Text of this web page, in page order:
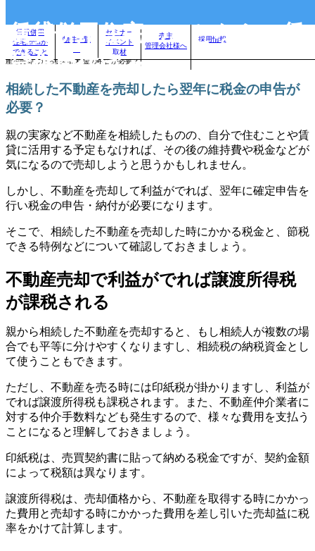
賃貸併用住宅のことなら、賃
貸併用住宅.com
自分に合った賃貸併用住宅を見つけよう！｜>賃貸併用住宅のお役立ちコラム
産を売却したら翌年に税金の申告が必要？
相続した不動産を売却したら翌年に税金の申告が
必要？
親の実家など不動産を相続したものの、自分で住むことや賃
貸に活用する予定もなければ、その後の維持費や税金などが
気になるので売却しようと思うかもしれません。
しかし、不動産を売却して利益がでれば、翌年に確定申告を
行い税金の申告・納付が必要になります。
そこで、相続した不動産を売却した時にかかる税金と、節税
できる特例などについて確認しておきましょう。
不動産売却で利益がでれば譲渡所得税
が課税される
親から相続した不動産を売却すると、もし相続人が複数の場
合でも平等に分けやすくなりますし、相続税の納税資金とし
て使うこともできます。
ただし、不動産を売る時には印紙税が掛かりますし、利益が
でれば譲渡所得税も課税されます。また、不動産仲介業者に
対する仲介手数料なども発生するので、様々な費用を支払う
ことになると理解しておきましょう。
印紙税は、売買契約書に貼って納める税金ですが、契約金額
によって税額は異なります。
譲渡所得税は、売却価格から、不動産を取得する時にかかっ
た費用と売却する時にかかった費用を差し引いた売却益に税
率をかけて計算します。
賃貸併用
住宅.comが
できること
物件一覧
セミナー
イベント
取材
売主
管理会社様へ
採用情報